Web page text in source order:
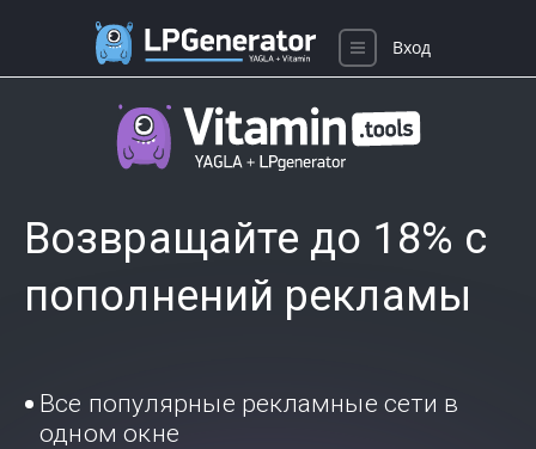
Возвращайте до 18% с
пополнений рекламы
Все популярные рекламные сети в
одном окне
Вход